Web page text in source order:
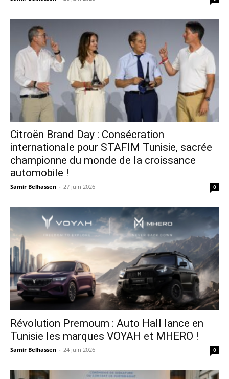
Citroën Brand Day : Consécration
internationale pour STAFIM Tunisie, sacrée
championne du monde de la croissance
automobile !
Samir Belhassen - 27 juin 2026 0
Révolution Premoum : Auto Hall lance en
Tunisie les marques VOYAH et MHERO !
Samir Belhassen - 24 juin 2026 0